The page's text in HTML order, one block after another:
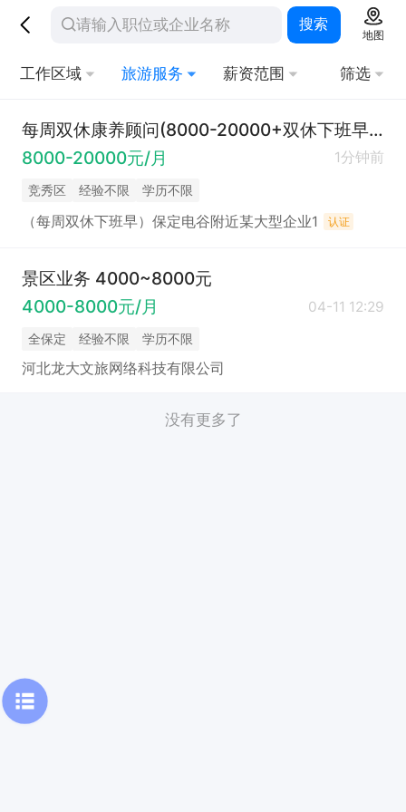
搜索
地图
工作区域 旅游服务 薪资范围 筛选
每周双休康养顾问(8000-20000+双休下班早）
8000-20000元/月
1分钟前
竞秀区 经验不限 学历不限
（每周双休下班早）保定电谷附近某大型企业1 认证
景区业务 4000~8000元
4000-8000元/月
04-11 12:29
全保定 经验不限 学历不限
河北龙大文旅网络科技有限公司
没有更多了